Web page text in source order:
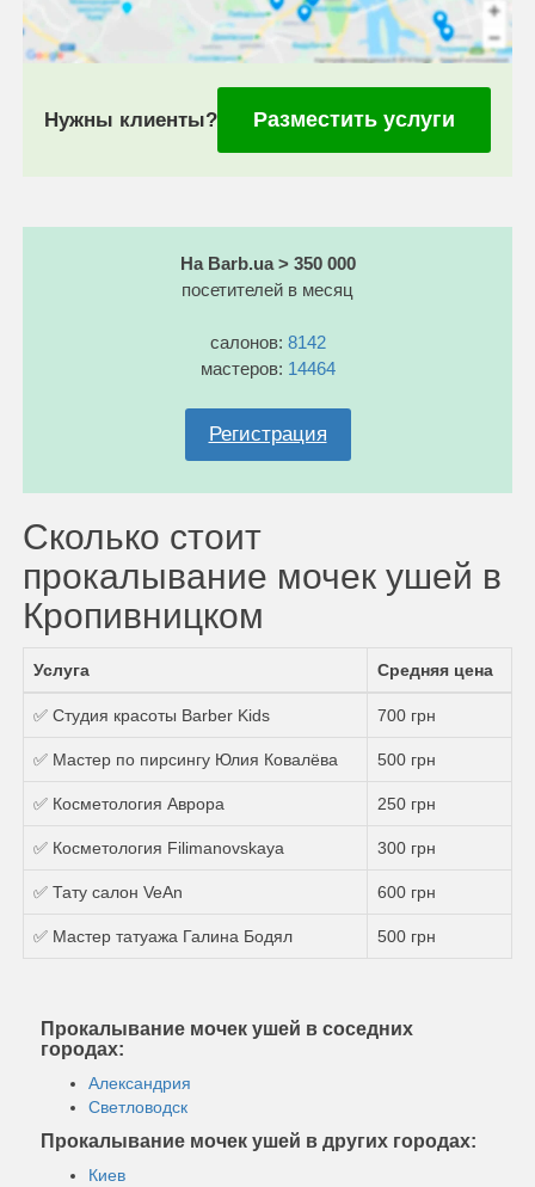
Нужны клиенты? Разместить услуги
На Barb.ua > 350 000
посетителей в месяц
салонов: 8142
мастеров: 14464
Регистрация
Сколько стоит
прокалывание мочек ушей в
Кропивницком
Услуга Средняя цена
✅ Студия красоты Barber Kids 700 грн
✅ Мастер по пирсингу Юлия Ковалёва 500 грн
✅ Косметология Аврора 250 грн
✅ Косметология Filimanovskaya 300 грн
✅ Тату салон VeAn 600 грн
✅ Мастер татуажа Галина Бодял 500 грн
Прокалывание мочек ушей в соседних
городах:
Александрия
Светловодск
Прокалывание мочек ушей в других городах:
Киев